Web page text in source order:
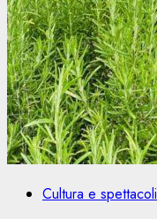
Cultura e spettacoli